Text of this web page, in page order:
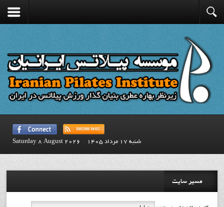
شنبه 17 مرداد 1405 Saturday 8 August 2026
مسیر سایت